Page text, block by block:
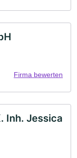
Firma bewerten
Inh. Jessica